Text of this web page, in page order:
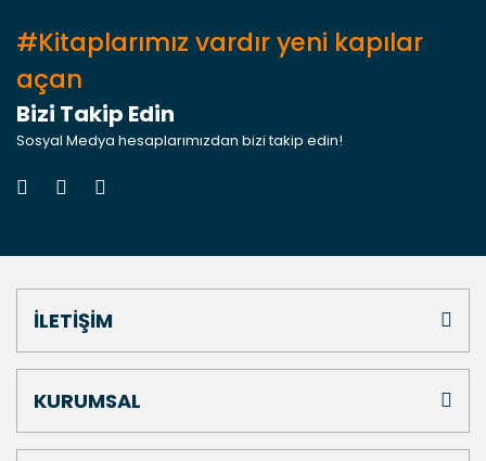
#Kitaplarımız vardır yeni kapılar
açan
Bizi Takip Edin
Sosyal Medya hesaplarımızdan bizi takip edin!
İLETİŞİM
KURUMSAL